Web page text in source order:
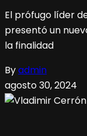
El prófugo líder
presentó un
la finalidad
Byadmin
agosto 30, 2024